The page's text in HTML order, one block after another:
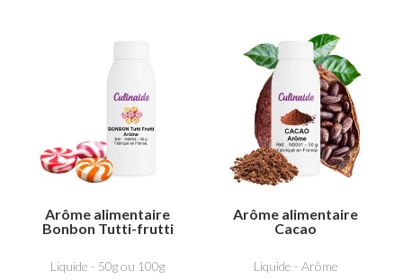
Arôme alimentaire
Bonbon Tutti-frutti
Liquide - 50g ou 100g
Arôme alimentaire
Cacao
Liquide - Arôme